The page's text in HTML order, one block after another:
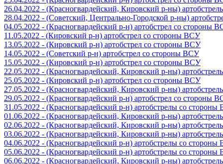
26.04.2022 - (Красногвардейский, Кировский р-ны)
28.04.2022 - (Советский, Центрально-Городской р-ны)
04.05.2022 - (Красногвардейский р-н) артобстрел со стороны
11.05.2022 - (Кировский р-н) артобстрел со стороны ВСУ
13.05.2022 - (Кировский р-н) артобстрел со стороны ВСУ
14.05.2022 - (Советский р-н) артобстрел со стороны ВСУ
15.05.2022 - (Кировский р-н) артобстрел со стороны ВСУ
22.05.2022 - (Красногвардейский, Кировский р-ны)
25.05.2022 - (Кировский р-н) артобстрел со стороны ВСУ
27.05.2022 - (Красногвардейский, Кировский р-ны)
29.05.2022 - (Красногвардейский р-н) артобстрел со стороны
31.05.2022 - (Красногвардейский р-н) артобстрелы со
01.06.2022 - (Красногвардейский, Кировский р-ны)
02.06.2022 - (Красногвардейский, Кировский р-ны)
03.06.2022 - (Красногвардейский, Кировский р-ны)
04.06.2022 - (Красногвардейский р-н) артобстрелы со
05.06.2022 - (Красногвардейский р-н) артобстрелы со
06.06.2022 - (Красногвардейский, Кировский р-ны)